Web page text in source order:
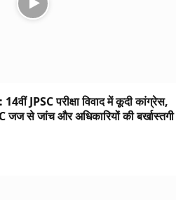
JPSC परीक्षा विवाद में कूदी कांग्रेस,
जज से जांच और अधिकारियों की बर्खास्तगी